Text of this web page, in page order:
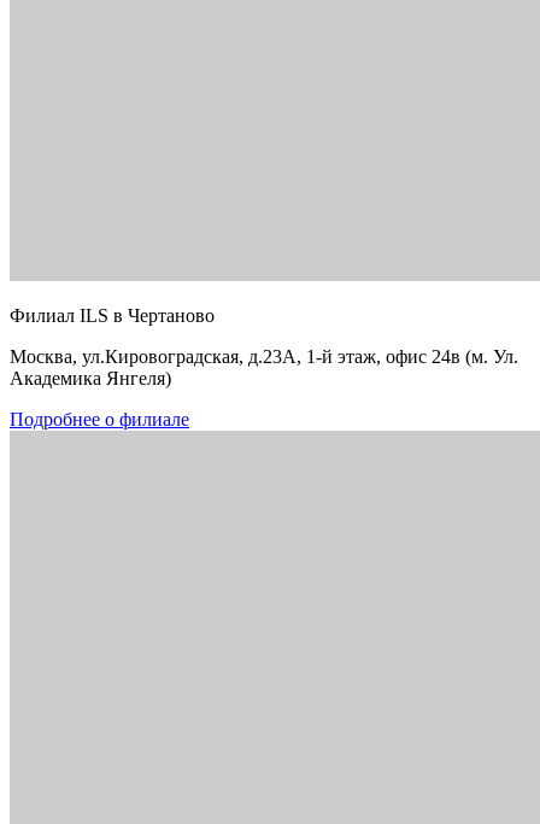
Филиал ILS в Чертаново
Москва, ул.Кировоградская, д.23А, 1-й этаж, офис 24в (м. Ул.
Академика Янгеля)
Подробнее о филиале